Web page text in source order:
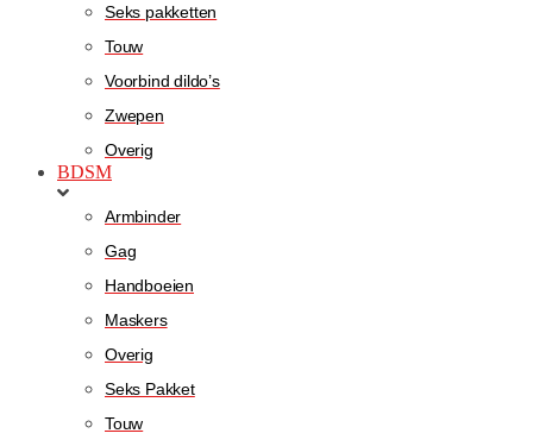
Seks pakketten
Touw
Voorbind dildo’s
Zwepen
Overig
BDSM
Armbinder
Gag
Handboeien
Maskers
Overig
Seks Pakket
Touw